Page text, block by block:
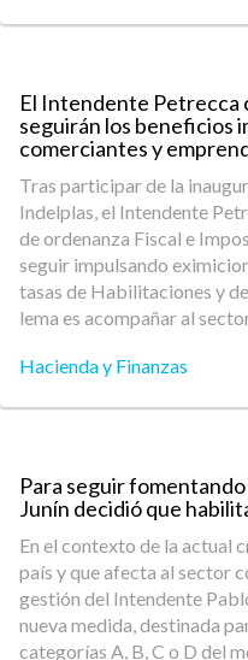
El Intendente Petrecca
seguirán los beneficios
comerciantes y
Tras participar de la
Indelplas, el Intendente
de ordenanza Fiscal e
seguir impulsando
tasas de Habilitaciones y
lema es acompañar al
Hacienda y Finanzas
Para seguir
Junín decidió que
En el contexto de la actual
país y que afecta al sector
gestión del Intendente
nueva medida, destinada
categorías A, B, C o D del